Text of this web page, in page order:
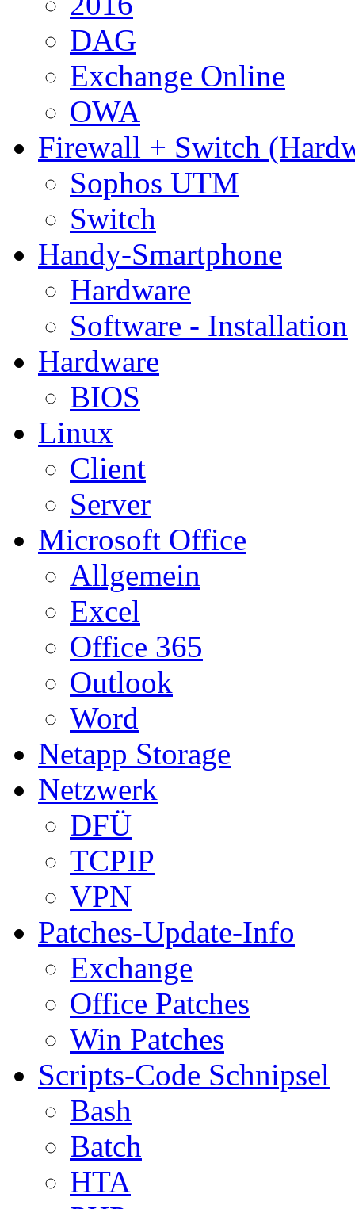
DAG
Exchange Online
OWA
Firewall + Switch
Sophos UTM
Switch
Handy-Smartphone
Hardware
Software - Installation
Hardware
BIOS
Linux
Client
Server
Microsoft Office
Allgemein
Excel
Office 365
Outlook
Word
Netapp Storage
Netzwerk
DFÜ
TCPIP
VPN
Patches-Update-Info
Exchange
Office Patches
Win Patches
Scripts-Code Schnipsel
Bash
Batch
HTA